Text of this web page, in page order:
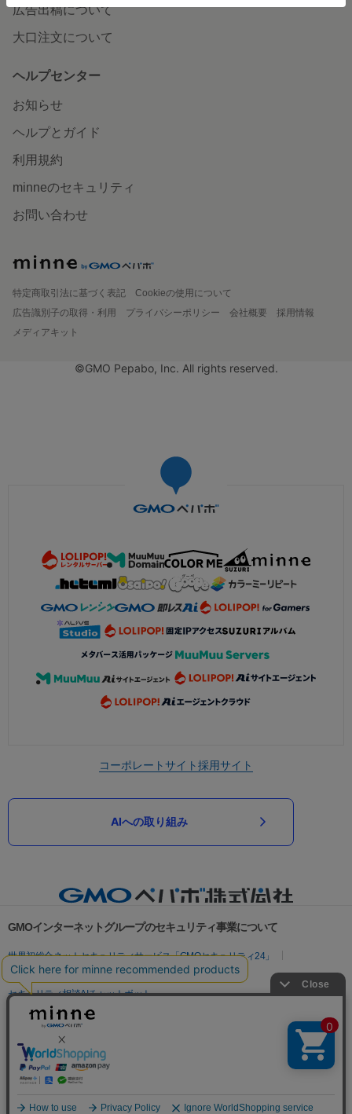
広告出稿について
大口注文について
ヘルプセンター
お知らせ
ヘルプとガイド
利用規約
minneのセキュリティ
お問い合わせ
特定商取引法に基づく表記
Cookieの使用について
広告識別子の取得・利用
プライバシーポリシー 会社概要
採用情報
メディアキット
©GMO Pepabo, Inc. All rights reserved.
コーポレートサイト採用サイト
AIへの取り組み
GMOインターネットグループのセキュリティ事業について
世界初総合ネットセキュリティサービス「GMOセキュリティ24」
パスワード漏洩診断
Webサイトリスク診断
セキュリティ相談AIチャットボット
実在証明・盗聴対策
サイバー攻撃対策（GMO Flatt Security）
セキュリティ事業の軌跡